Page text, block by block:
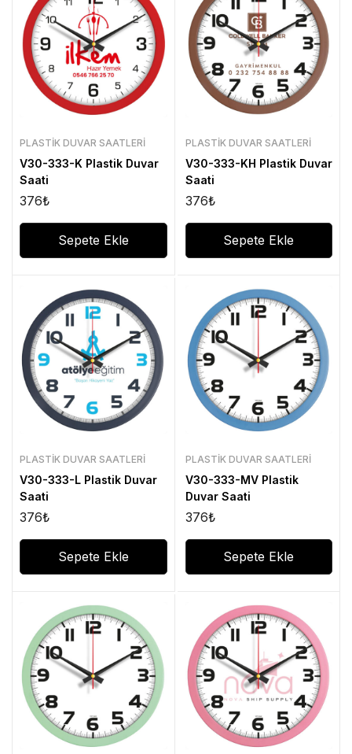
PLASTIK DUVAR SAATLERI
V30-333-K Plastik Duvar
Saati
376₺
Sepete Ekle
PLASTIK DUVAR SAATLERI
V30-333-KH Plastik Duvar
Saati
376₺
Sepete Ekle
PLASTIK DUVAR SAATLERI
V30-333-L Plastik Duvar
Saati
376₺
Sepete Ekle
PLASTIK DUVAR SAATLERI
V30-333-MV Plastik
Duvar Saati
376₺
Sepete Ekle